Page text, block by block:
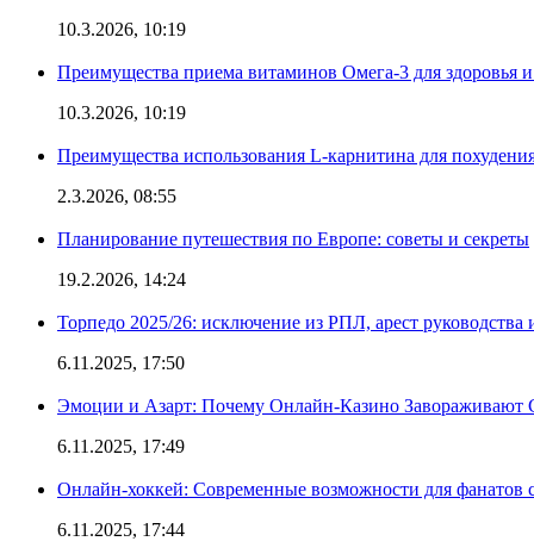
10.3.2026, 10:19
Преимущества приема витаминов Омега-3 для здоровья
10.3.2026, 10:19
Преимущества использования L-карнитина для
2.3.2026, 08:55
Планирование путешествия по Европе: советы и секреты
19.2.2026, 14:24
Торпедо 2025/26: исключение из РПЛ, арест
6.11.2025, 17:50
Эмоции и Азарт: Почему Онлайн-Казино Завораживают
6.11.2025, 17:49
Онлайн-хоккей: Современные возможности для фанатов
6.11.2025, 17:44